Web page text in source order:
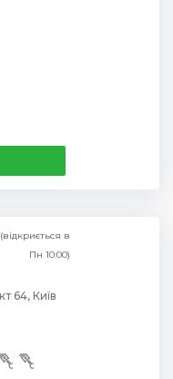
(відкриється в
Пн 10:00)
Повіртрофлотский проспект 64, Київ